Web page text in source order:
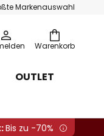
Markenauswahl
Warenkorb
OUTLET
Bis zu -70%